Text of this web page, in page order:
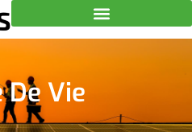
De Vie